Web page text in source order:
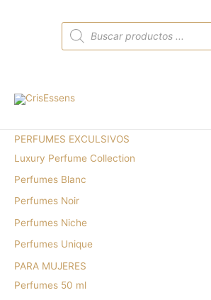
Búsqueda
de
productos
PERFUMES EXCULSIVOS
Luxury Perfume Collection
Perfumes Blanc
Perfumes Noir
Perfumes Niche
Perfumes Unique
PARA MUJERES
Perfumes 50 ml